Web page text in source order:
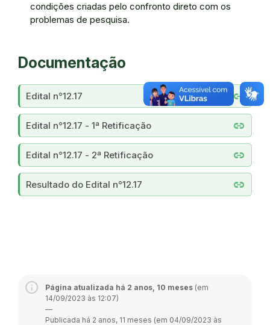
condições criadas pelo confronto direto com os
problemas de pesquisa.
Documentação
link
Edital n°12.17
link
Edital n°12.17 - 1ª Retificação
link
Edital n°12.17 - 2ª Retificação
link
Resultado do Edital n°12.17
Página atualizada há 2 anos, 10 meses (em
14/09/2023 às 12:07)
—
Publicada há 2 anos, 11 meses (em 04/09/2023 às